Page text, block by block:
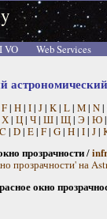
VO Web Services
астрономический
F| H| I| J| K| L| M| N|
Х| Ц| Ч| Ш| Щ| Э | Ю|
C | D| E| F| G| H| I| J|
прозрачности/
прозрачности' на
окно